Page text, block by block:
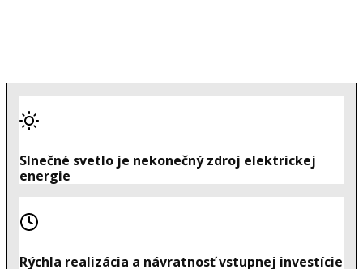
Slnečné svetlo je nekonečný zdroj elektrickej
energie
Rýchla realizácia a návratnosť vstupnej investície